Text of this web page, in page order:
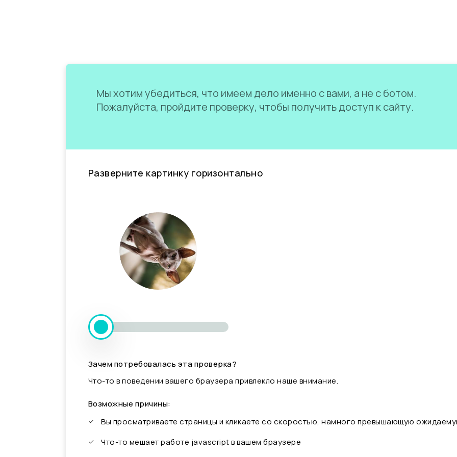
Мы хотим убедиться, что имеем дело именно с вами, а не с ботом.
Пожалуйста, пройдите проверку, чтобы получить доступ к сайту.
Разверните картинку горизонтально
Зачем потребовалась эта проверка?
Что-то в поведении вашего браузера привлекло наше внимание.
Возможные причины:
Вы просматриваете страницы и кликаете со скоростью, намного превышающую
Что-то мешает работе javascript в вашем браузере